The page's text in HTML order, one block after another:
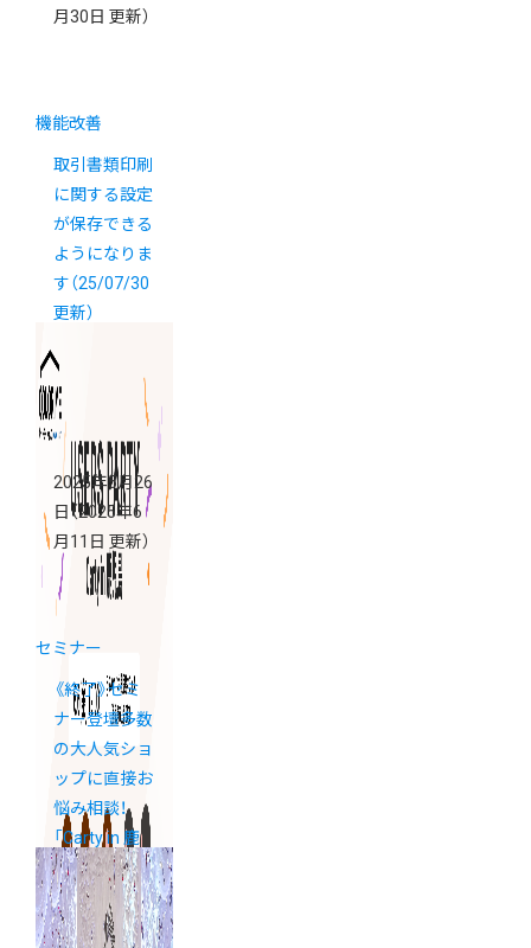
月30日 更新）
機能改善
取引書類印刷
に関する設定
が保存できる
ようになりま
す（25/07/30
更新）
2025年5月26
日 （2025年6
月11日 更新）
セミナー
《終了》セミ
ナー登壇多数
の大人気ショ
ップに直接お
悩み相談！
「Carty in 鹿
児島」